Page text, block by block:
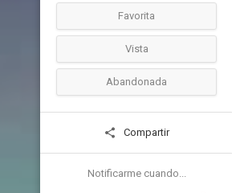
Favorita
Vista
Abandonada
Compartir
Notificarme cuando...